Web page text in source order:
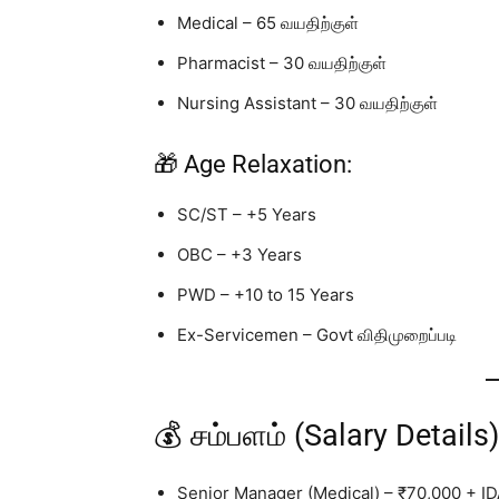
Medical – 65 வயதிற்குள்
Pharmacist – 30 வயதிற்குள்
Nursing Assistant – 30 வயதிற்குள்
🎁 Age Relaxation:
SC/ST – +5 Years
OBC – +3 Years
PWD – +10 to 15 Years
Ex-Servicemen – Govt விதிமுறைப்படி
💰 சம்பளம் (Salary Details)
Senior Manager (Medical) – ₹70,000 +